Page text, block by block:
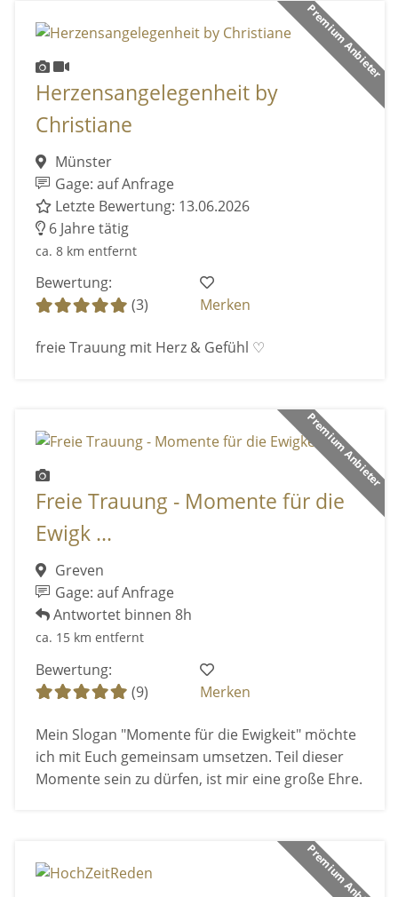
Premium Anbieter
Herzensangelegenheit by
Christiane
Münster
Gage: auf Anfrage
Letzte Bewertung: 13.06.2026
6 Jahre tätig
ca. 8 km entfernt
Bewertung:
(3)
Merken
freie Trauung mit Herz & Gefühl ♡
Premium Anbieter
Freie Trauung - Momente für die
Ewigk ...
Greven
Gage: auf Anfrage
Antwortet binnen 8h
ca. 15 km entfernt
Bewertung:
(9)
Merken
Mein Slogan "Momente für die Ewigkeit" möchte
ich mit Euch gemeinsam umsetzen. Teil dieser
Momente sein zu dürfen, ist mir eine große Ehre.